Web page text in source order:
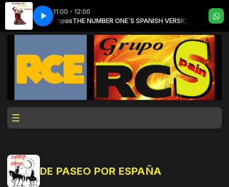
11:00 - 12:00
con Ezequiel CamposTHE NUMBER ONE´S SPANISH VERSION con
DE PASEO POR ESPAÑA